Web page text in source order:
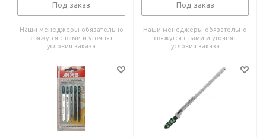
Под заказ
Наши менеджеры обязательно
свяжутся с вами и уточнят
условия заказа
Под заказ
Наши менеджеры обязательно
свяжутся с вами и уточнят
условия заказа